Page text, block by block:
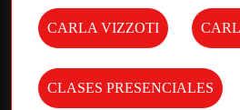
CARLA VIZZOTI
CLASES PRESENCIALES